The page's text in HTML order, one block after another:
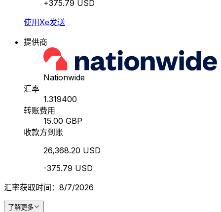
+375.79 USD
使用Xe发送
提供商
Nationwide
汇率
1.319400
转账费用
15.00 GBP
收款方到账
26,368.20 USD
-375.79 USD
汇率获取时间：8/7/2026
了解更多